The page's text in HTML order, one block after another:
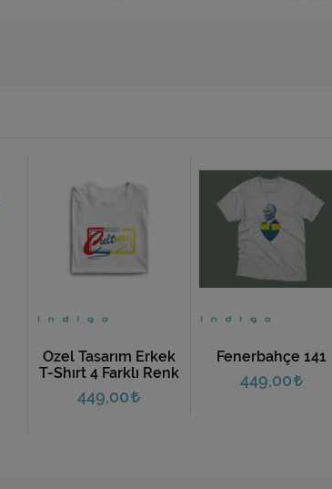
Fenerbahçe 141
449,00
Original 125
449,00